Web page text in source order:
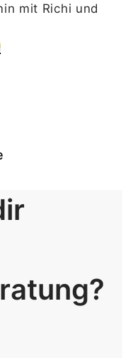
mit Richi und